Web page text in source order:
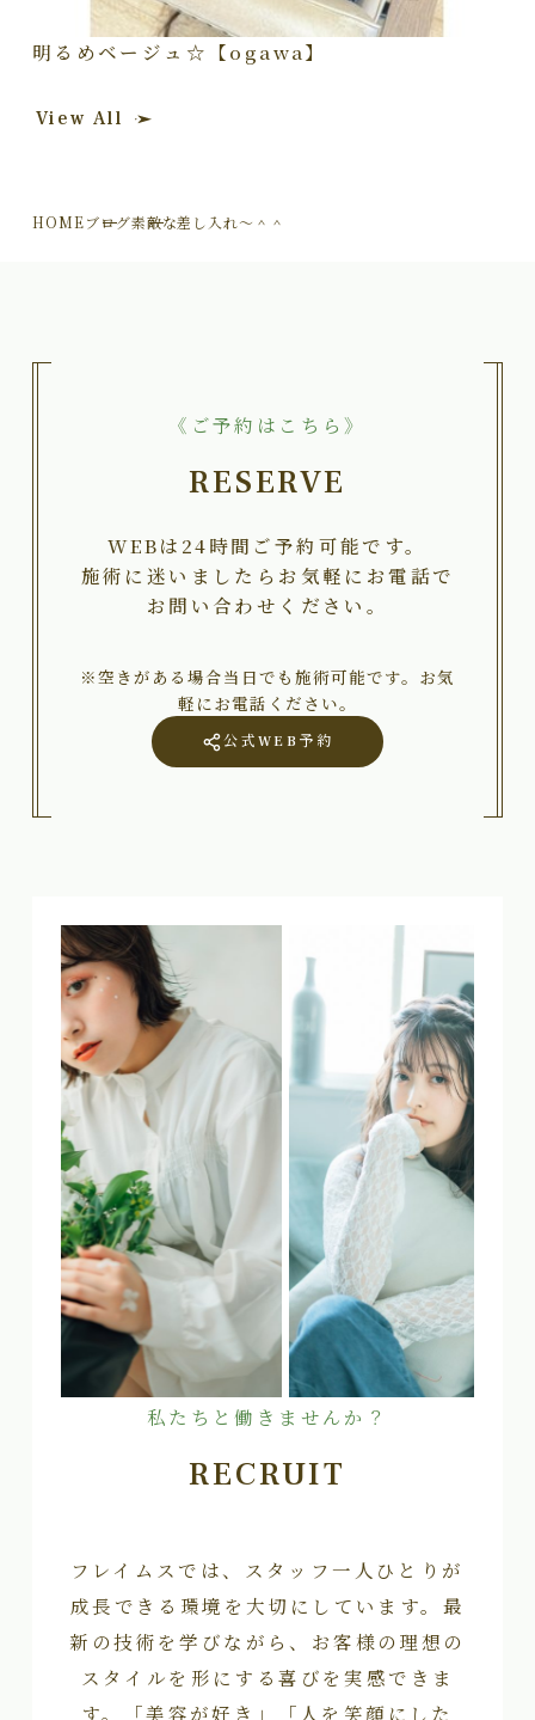
明るめベージュ☆【ogawa】
View All
HOMEブログ素敵な差し入れ～＾＾
《ご予約はこちら》
RESERVE
WEBは24時間ご予約可能です。
施術に迷いましたらお気軽にお電話で
お問い合わせください。
※空きがある場合当日でも施術可能です。お気
軽にお電話ください。
公式WEB予約
私たちと働きませんか？
RECRUIT
フレイムスでは、スタッフ一人ひとりが
成長できる環境を大切にしています。最
新の技術を学びながら、お客様の理想の
スタイルを形にする喜びを実感できま
す。「美容が好き」「人を笑顔にした